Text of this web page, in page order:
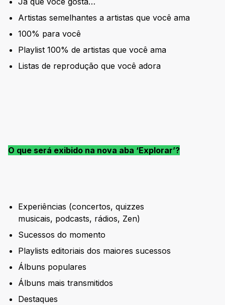
Artistas semelhantes a artistas que você ama
100% para você
Playlist 100% de artistas que você ama
Listas de reprodução que você adora
O que será exibido na nova aba ‘Explorar’?
Experiências (concertos, quizzes
musicais, podcasts, rádios, Zen)
Sucessos do momento
Playlists editoriais dos maiores sucessos
Álbuns populares
Álbuns mais transmitidos
Destaques